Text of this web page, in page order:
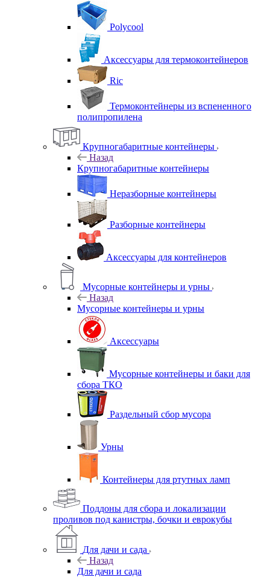
Polycool
Аксессуары для термоконтейнеров
Ric
Термоконтейнеры из вспененного
полипропилена
Крупногабаритные контейнеры
Назад
Крупногабаритные контейнеры
Неразборные контейнеры
Разборные контейнеры
Аксессуары для контейнеров
Мусорные контейнеры и урны
Назад
Мусорные контейнеры и урны
Аксессуары
Мусорные контейнеры и баки для
сбора ТКО
Раздельный сбор мусора
Урны
Контейнеры для ртутных ламп
Поддоны для сбора и локализации
проливов под канистры, бочки и еврокубы
Для дачи и сада
Назад
Для дачи и сада